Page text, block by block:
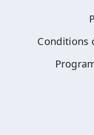
Conditions